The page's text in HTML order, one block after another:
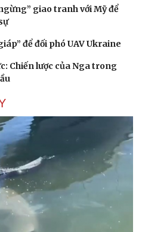
giao tranh với Mỹ để
để đối phó UAV Ukraine
Chiến lược của Nga trong